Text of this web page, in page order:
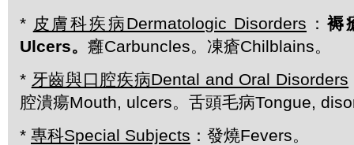
* 皮膚科疾病Dermatologic Disorders ：褥
Ulcers。 癰Carbuncles。凍瘡Chilblains。
* 牙齒與口腔疾病Dental and Oral Disorders
腔潰瘍Mouth, ulcers。舌頭毛病Tongue,
* 專科Special Subjects ：發燒Fevers。